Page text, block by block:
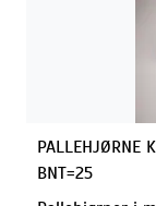
PALLEHJØRNE
BNT=25